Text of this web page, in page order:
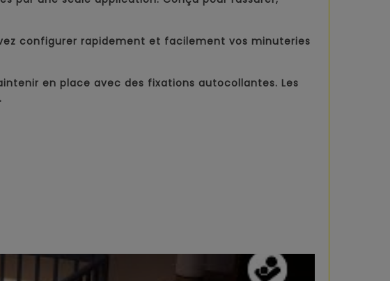
configurer rapidement et facilement vos minuteries
en place avec des fixations autocollantes. Les